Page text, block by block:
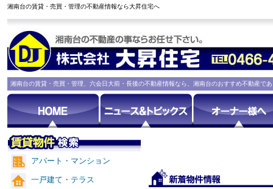
湘南台の賃貸・売買・管理の不動産情報なら大昇住宅へ
湘南台の賃貸・売買・管理、六会日大前・長後の不動産情報なら、湘南台のおすすめ不動産で
アパート・マンション
一戸建て・テラス